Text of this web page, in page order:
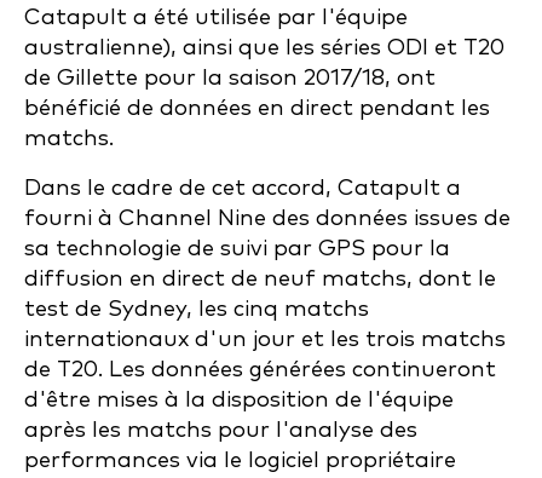
Catapult a été utilisée par l'équipe
australienne), ainsi que les séries ODI et T20
de Gillette pour la saison 2017/18, ont
bénéficié de données en direct pendant les
matchs.
Dans le cadre de cet accord, Catapult a
fourni à Channel Nine des données issues de
sa technologie de suivi par GPS pour la
diffusion en direct de neuf matchs, dont le
test de Sydney, les cinq matchs
internationaux d'un jour et les trois matchs
de T20. Les données générées continueront
d'être mises à la disposition de l'équipe
après les matchs pour l'analyse des
performances via le logiciel propriétaire